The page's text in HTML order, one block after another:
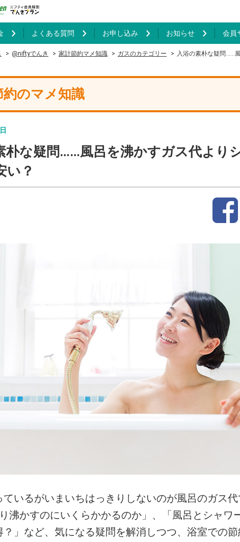
よくある質問 お申し込み お知らせ 会員
@niftyでんき 家計節約マメ知識 ガスのカテゴリー 入浴の素朴な疑問……
約のマメ知識
朴な疑問……風呂を沸かすガス代より
い？
いるがいまいちはっきりしないのが風呂のガス代
沸かすのにいくらかかるのか」、「風呂とシャワ
？」など、気になる疑問を解消しつつ、浴室での